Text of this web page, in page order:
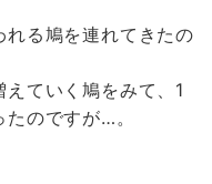
る鳩を連れてきたの
ていく鳩をみて、1
のですが…。